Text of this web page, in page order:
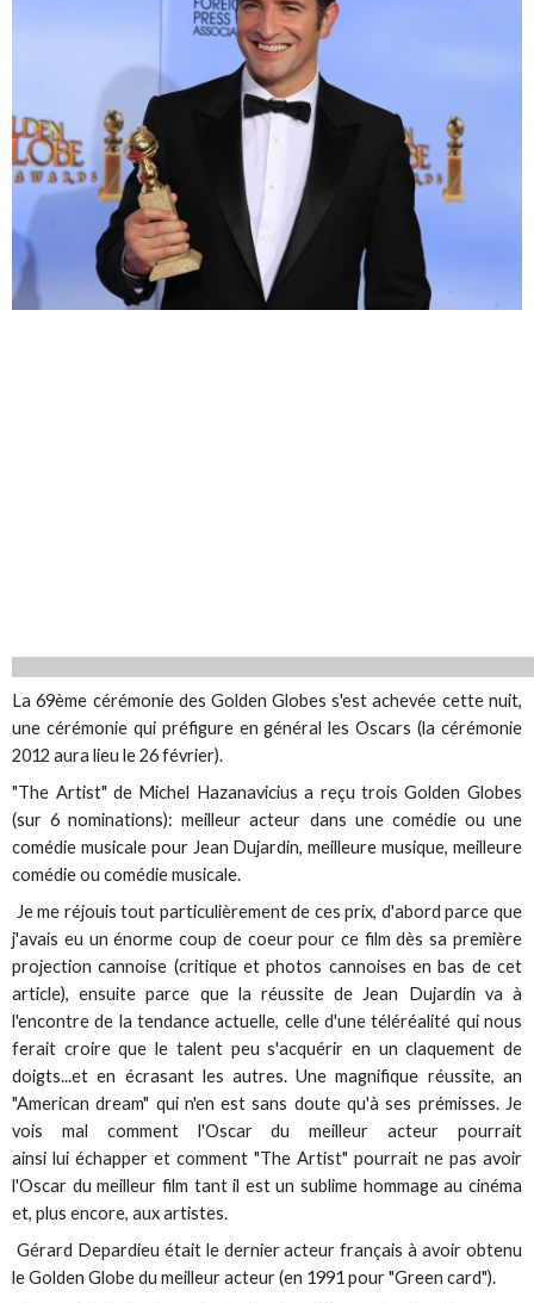
La 69ème cérémonie des Golden Globes s'est achevée cette nuit,
une cérémonie qui préfigure en général les Oscars (la cérémonie
2012 aura lieu le 26 février).
"The Artist" de Michel Hazanavicius a reçu trois Golden Globes
(sur 6 nominations): meilleur acteur dans une comédie ou une
comédie musicale pour Jean Dujardin, meilleure musique, meilleure
comédie ou comédie musicale.
Je me réjouis tout particulièrement de ces prix, d'abord parce que
j'avais eu un énorme coup de coeur pour ce film dès sa première
projection cannoise (critique et photos cannoises en bas de cet
article), ensuite parce que la réussite de Jean Dujardin va à
l'encontre de la tendance actuelle, celle d'une téléréalité qui nous
ferait croire que le talent peu s'acquérir en un claquement de
doigts...et en écrasant les autres. Une magnifique réussite, an
"American dream" qui n'en est sans doute qu'à ses prémisses. Je
vois mal comment l'Oscar du meilleur acteur pourrait
ainsi lui échapper et comment "The Artist" pourrait ne pas avoir
l'Oscar du meilleur film tant il est un sublime hommage au cinéma
et, plus encore, aux artistes.
Gérard Depardieu était le dernier acteur français à avoir obtenu
le Golden Globe du meilleur acteur (en 1991 pour "Green card").